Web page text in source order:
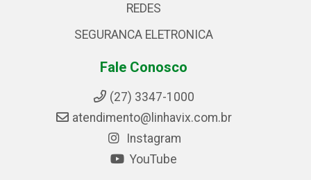
REDES
SEGURANCA ELETRONICA
Fale Conosco
(27) 3347-1000
atendimento@linhavix.com.br
Instagram
YouTube